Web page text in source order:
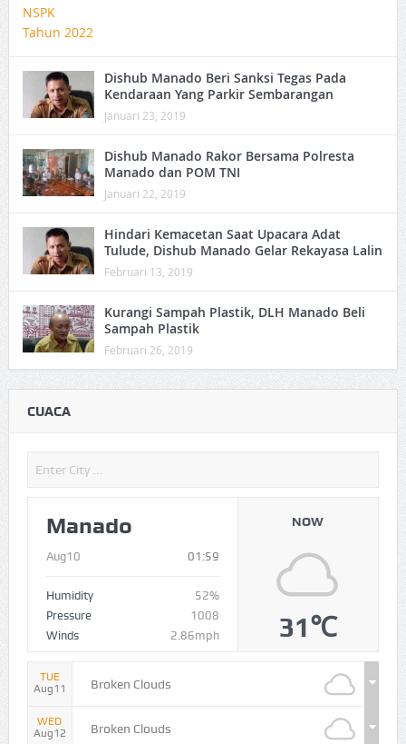
Dishub Manado Beri Sanksi Tegas Pada
Kendaraan Yang Parkir Sembarangan
Januari 23, 2019
Dishub Manado Rakor Bersama Polresta
Manado dan POM TNI
Januari 22, 2019
Hindari Kemacetan Saat Upacara Adat
Tulude, Dishub Manado Gelar Rekayasa Lalin
Februari 13, 2019
Kurangi Sampah Plastik, DLH Manado Beli
Sampah Plastik
Februari 26, 2019
CUACA
Manado
Aug10 01:59
Humidity
52%
Pressure
1008
Winds
2.86mph
NOW
31℃
TUE
Aug11
Broken Clouds
WED
Aug12
Broken Clouds